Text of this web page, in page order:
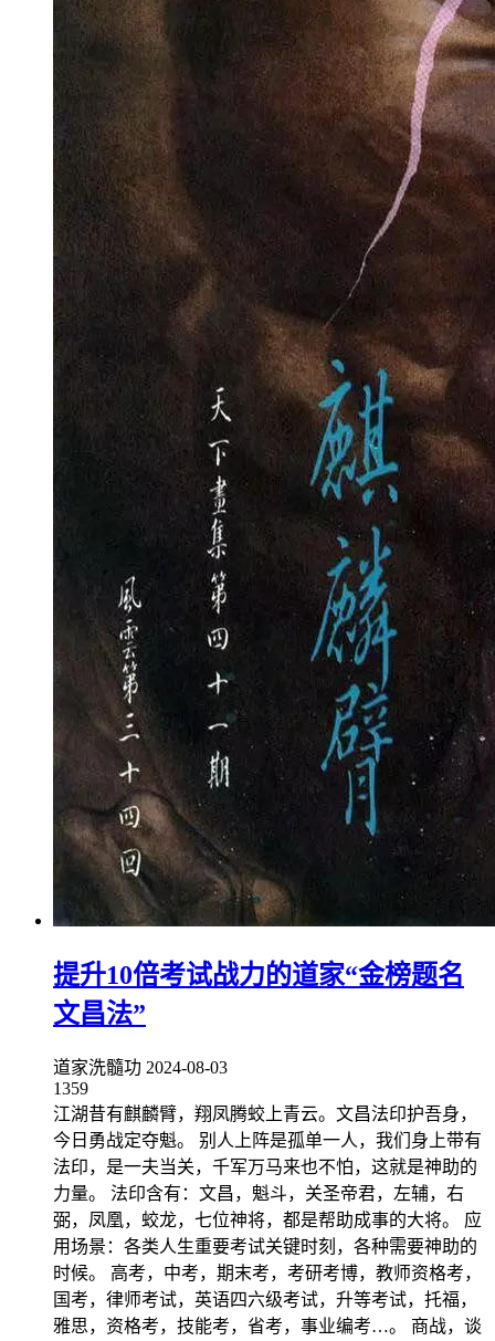
提升10倍考试战力的道家“金榜题名
文昌法”
道家洗髓功 2024-08-03
1359
江湖昔有麒麟臂，翔凤腾蛟上青云。文昌法印护吾身，
今日勇战定夺魁。 别人上阵是孤单一人，我们身上带有
法印，是一夫当关，千军万马来也不怕，这就是神助的
力量。 法印含有：文昌，魁斗，关圣帝君，左辅，右
弼，凤凰，蛟龙，七位神将，都是帮助成事的大将。 应
用场景：各类人生重要考试关键时刻，各种需要神助的
时候。 高考，中考，期末考，考研考博，教师资格考，
国考，律师考试，英语四六级考试，升等考试，托福，
雅思，资格考，技能考，省考，事业编考…。 商战，谈